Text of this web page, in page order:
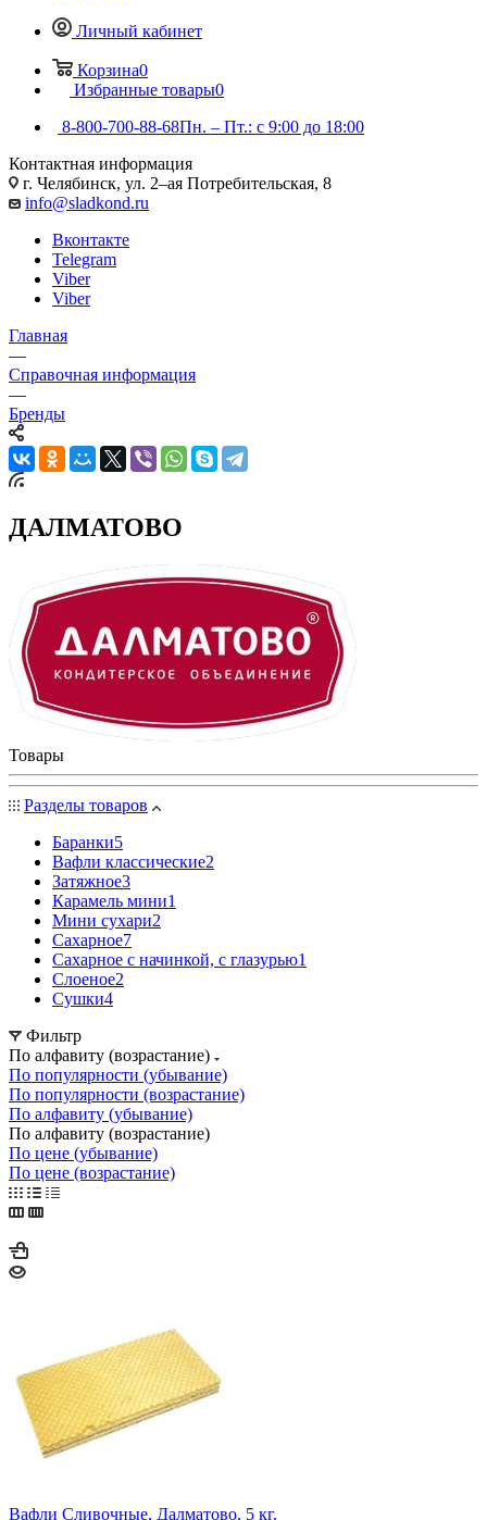
Личный кабинет
Корзина0
Избранные товары0
8-800-700-88-68Пн. – Пт.: с 9:00 до 18:00
Контактная информация
г. Челябинск, ул. 2–ая Потребительская, 8
info@sladkond.ru
Вконтакте
Telegram
Viber
Viber
Главная
—
Справочная информация
—
Бренды
ДАЛМАТОВО
Товары
Разделы товаров
Баранки5
Вафли классические2
Затяжное3
Карамель мини1
Мини сухари2
Сахарное7
Сахарное с начинкой, с глазурью1
Слоеное2
Сушки4
Фильтр
По алфавиту (возрастание)
По популярности (убывание)
По популярности (возрастание)
По алфавиту (убывание)
По алфавиту (возрастание)
По цене (убывание)
По цене (возрастание)
Вафли Сливочные, Далматово, 5 кг.